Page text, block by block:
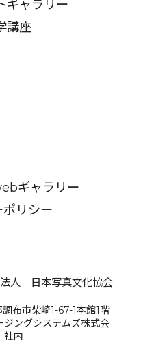
ギャラリー
講座
ギャラリー
リシー
人 日本写真文化協会
布市柴崎1-67-1本館1階
ジングシステムズ株式会
社内